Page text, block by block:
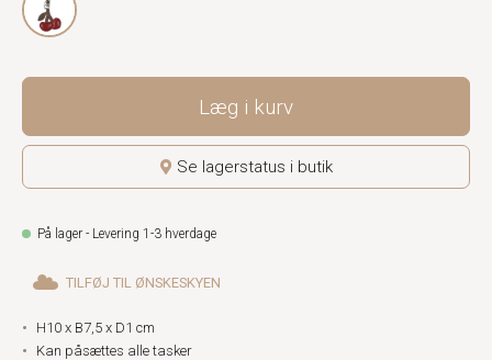
Læg i kurv
Se lagerstatus i butik
På lager - Levering 1-3 hverdage
TILFØJ TIL ØNSKESKYEN
H10 x B7,5 x D1 cm
Kan påsættes alle tasker